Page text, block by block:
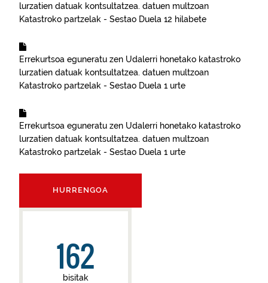
lurzatien datuak kontsultatzea. datuen multzoan
Katastroko partzelak - Sestao Duela 12 hilabete
Errekurtsoa eguneratu zen Udalerri honetako katastroko
lurzatien datuak kontsultatzea. datuen multzoan
Katastroko partzelak - Sestao Duela 1 urte
Errekurtsoa eguneratu zen Udalerri honetako katastroko
lurzatien datuak kontsultatzea. datuen multzoan
Katastroko partzelak - Sestao Duela 1 urte
HURRENGOA
162
bisitak